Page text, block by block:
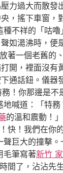
力過大而散發
，搖下車窗，
不祥的「咕嚕
如湯沸時，便
著一個老舊的
開，裡面沒有
下通話鈕。儀
！你那邊是不
地喊道：「特
的溫和震動！
快！我們在你
巨大的撞擊
毛筆寫著新竹
間了，沾沾先